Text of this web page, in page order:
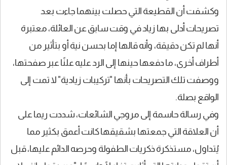
وكشفت أن القطيعة التي حصلت بينهما جاءت بعد
تصريحات أدلى بها زياد في وقت سابق عن العائلة، معتبرة
أنها لم تكن دقيقة، وأنه قالها إما بحسن نية أو بتأثير من
أطراف أخرى، ما دفعها حينها إلى الرد عليه علنًا عبر صفحتها،
ووصفت تلك التصريحات بأنها "تركيبات زيادية" لا تمت إلى
الواقع بصلة.
وفي رسالة حاسمة إلى مروجي الشائعات، شددت ريما على
أن العلاقة التي جمعتها بشقيقها كانت أعمق بكثير مما
يُتداول، مستذكرة ذكريات الطفولة وحرصه الدائم عليها، قبل